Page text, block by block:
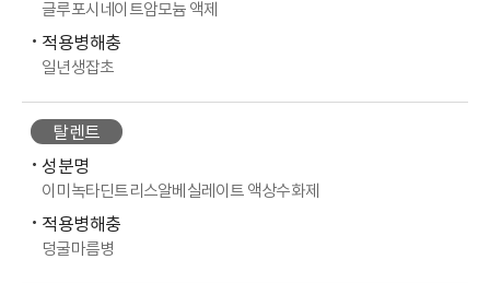
글루포시네이트암모늄 액제
적용병해충
일년생잡초
탈렌트
성분명
이미녹타딘트리스알베실레이트 액상수화제
적용병해충
덩굴마름병